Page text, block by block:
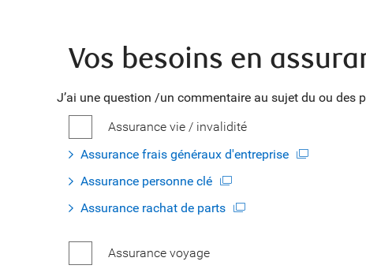
Vos besoins en
J’ai une question /un commentaire au sujet du ou des
Assurance vie / invalidité
Assurance frais généraux d'entreprise
Assurance personne clé
Assurance rachat de parts
Assurance voyage